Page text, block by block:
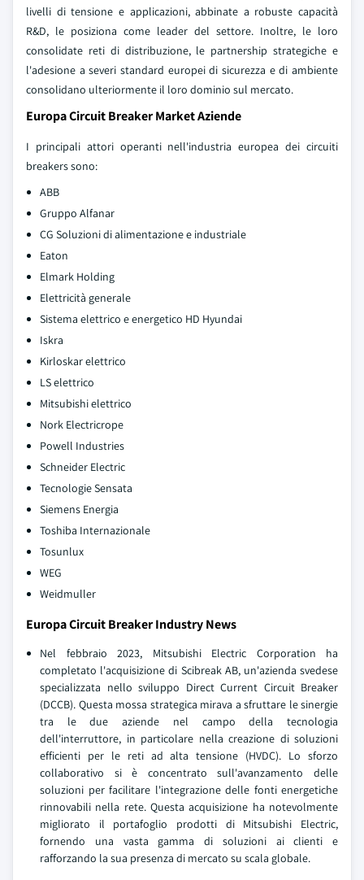
livelli di tensione e applicazioni, abbinate a robuste capacità
R&D, le posiziona come leader del settore. Inoltre, le loro
consolidate reti di distribuzione, le partnership strategiche e
l'adesione a severi standard europei di sicurezza e di ambiente
consolidano ulteriormente il loro dominio sul mercato.
Europa Circuit Breaker Market Aziende
I principali attori operanti nell'industria europea dei circuiti
breakers sono:
ABB
Gruppo Alfanar
CG Soluzioni di alimentazione e industriale
Eaton
Elmark Holding
Elettricità generale
Sistema elettrico e energetico HD Hyundai
Iskra
Kirloskar elettrico
LS elettrico
Mitsubishi elettrico
Nork Electricrope
Powell Industries
Schneider Electric
Tecnologie Sensata
Siemens Energia
Toshiba Internazionale
Tosunlux
WEG
Weidmuller
Europa Circuit Breaker Industry News
Nel febbraio 2023, Mitsubishi Electric Corporation ha
completato l'acquisizione di Scibreak AB, un'azienda svedese
specializzata nello sviluppo Direct Current Circuit Breaker
(DCCB). Questa mossa strategica mirava a sfruttare le sinergie
tra le due aziende nel campo della tecnologia
dell'interruttore, in particolare nella creazione di soluzioni
efficienti per le reti ad alta tensione (HVDC). Lo sforzo
collaborativo si è concentrato sull'avanzamento delle
soluzioni per facilitare l'integrazione delle fonti energetiche
rinnovabili nella rete. Questa acquisizione ha notevolmente
migliorato il portafoglio prodotti di Mitsubishi Electric,
fornendo una vasta gamma di soluzioni ai clienti e
rafforzando la sua presenza di mercato su scala globale.